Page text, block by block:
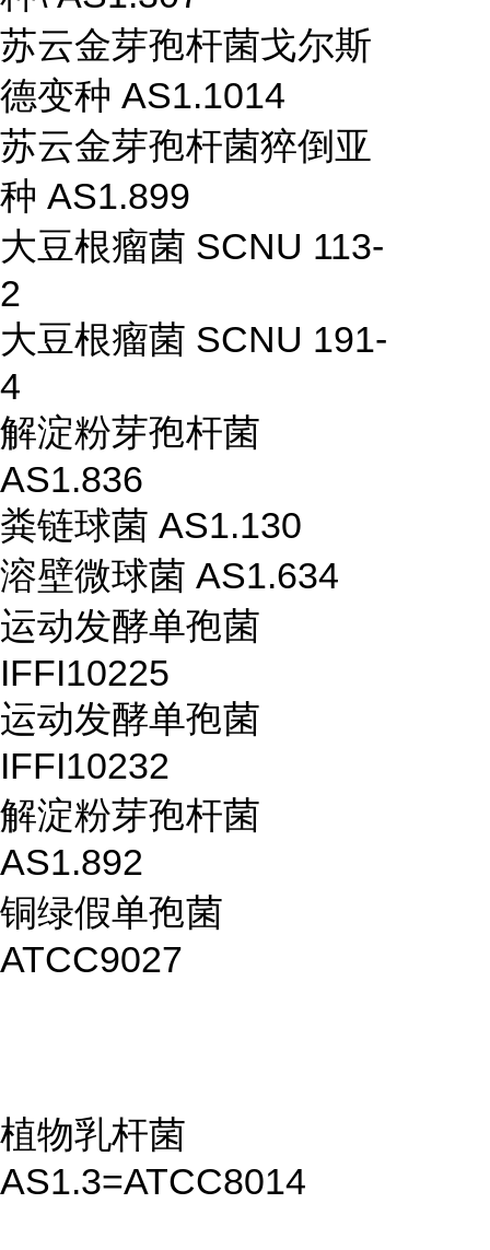
苏云金芽孢杆菌戈尔斯
德变种 AS1.1014
苏云金芽孢杆菌猝倒亚
种 AS1.899
大豆根瘤菌 SCNU 113-
2
大豆根瘤菌 SCNU 191-
4
解淀粉芽孢杆菌
AS1.836
粪链球菌 AS1.130
溶壁微球菌 AS1.634
运动发酵单孢菌
IFFI10225
运动发酵单孢菌
IFFI10232
解淀粉芽孢杆菌
AS1.892
铜绿假单孢菌
ATCC9027
植物乳杆菌
AS1.3=ATCC8014